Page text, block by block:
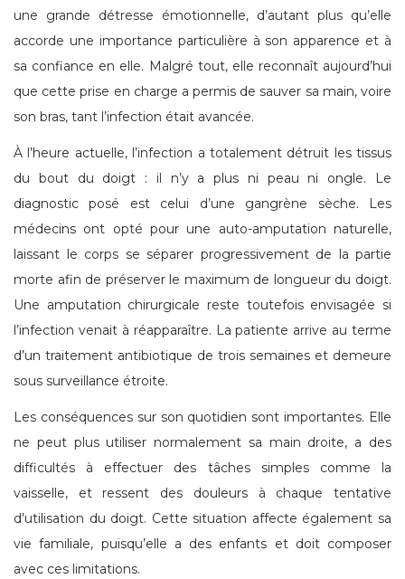
une grande détresse émotionnelle, d’autant plus qu’elle
accorde une importance particulière à son apparence et à
sa confiance en elle. Malgré tout, elle reconnaît aujourd’hui
que cette prise en charge a permis de sauver sa main, voire
son bras, tant l’infection était avancée.
À l’heure actuelle, l’infection a totalement détruit les tissus
du bout du doigt : il n’y a plus ni peau ni ongle. Le
diagnostic posé est celui d’une gangrène sèche. Les
médecins ont opté pour une auto-amputation naturelle,
laissant le corps se séparer progressivement de la partie
morte afin de préserver le maximum de longueur du doigt.
Une amputation chirurgicale reste toutefois envisagée si
l’infection venait à réapparaître. La patiente arrive au terme
d’un traitement antibiotique de trois semaines et demeure
sous surveillance étroite.
Les conséquences sur son quotidien sont importantes. Elle
ne peut plus utiliser normalement sa main droite, a des
difficultés à effectuer des tâches simples comme la
vaisselle, et ressent des douleurs à chaque tentative
d’utilisation du doigt. Cette situation affecte également sa
vie familiale, puisqu’elle a des enfants et doit composer
avec ces limitations.